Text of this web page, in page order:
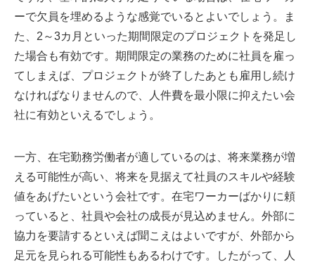
ーで欠員を埋めるような感覚でいるとよいでしょう。ま
た、2～3カ月といった期間限定のプロジェクトを発足し
た場合も有効です。期間限定の業務のために社員を雇っ
てしまえば、プロジェクトが終了したあとも雇用し続け
なければなりませんので、人件費を最小限に抑えたい会
社に有効といえるでしょう。
一方、在宅勤務労働者が適しているのは、将来業務が増
える可能性が高い、将来を見据えて社員のスキルや経験
値をあげたいという会社です。在宅ワーカーばかりに頼
っていると、社員や会社の成長が見込めません。外部に
協力を要請するといえば聞こえはよいですが、外部から
足元を見られる可能性もあるわけです。したがって、人